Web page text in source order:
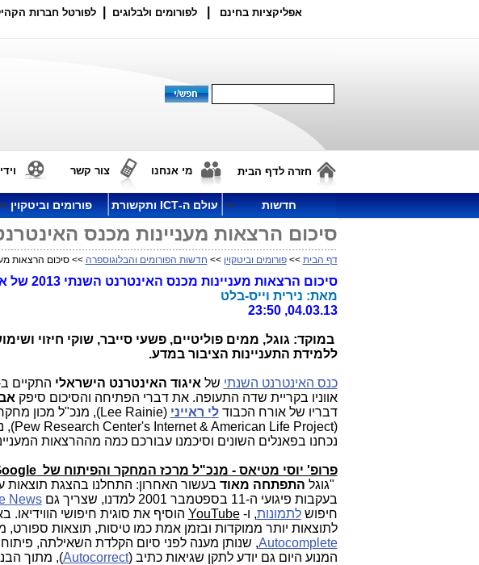
אפליקציות בחינם לפורומים ולבלוגים לפורטל חברות
חזרה לדף הבית מי אנחנו צור קשר
חדשות עולם ה-ICT ותקשורת פורומים וביטקוין
סיכום הרצאות מעניינות מכנס
דף הבית >>פורומים וביטקוין >> חדשות הפורומים והבלוגוספרה >> סיכום הרצאות
סיכום הרצאות מעניינות מכנס האינטרנט השנתי 2013 של איגוד האינטרנט הישראלי
מאת: נירית וייס-בלט
04.03.13, 23:50
במוקד: גוגל, ממים פוליטיים, פשעי סייבר, שוקי חיזוי
ללמידת התעניינות הציבור במדע.
כנס האינטרנט השנתי של איגוד האינטרנט הישראלי
אווניו בקריית שדה התעופה. את דברי הפתיחה והסיכום סיפק
דבריו של אורח הכבודלי ראייני (
Lee Rainie), מנכ"ל מכון
(
Pew Research Center's Internet & American Life Project
),
נכחנו בפאנלים השונים וסיכמנו עבורכם כמה מההרצאות
פרופ' יוסי מטיאס - מנכ"ל מרכז המחקר והפיתוח של Google בישראל
"גוגל התפתחה מאוד בעשור האחרון: התחלנו בהצגת תוצאות
בעקבות פיגועי ה-11 בספטמבר 2001 למדנו, שצריך גם
News
חיפושלתמונות, ו-YouTube הוסיף את סוגית חיפושי הווידיאו.
לתוצאות יותר ממוקדות ובזמן אמת כמו טיסות, תוצאות ספורט,
Autocomplete, שנותן מענה לפני סיום הקלדת השאילתה,
המנוע היום גם יודע לתקן שגיאות כתיב (Autocorrect), מתוך